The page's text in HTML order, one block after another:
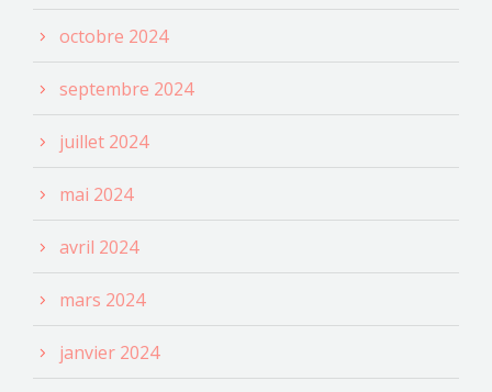
octobre 2024
septembre 2024
juillet 2024
mai 2024
avril 2024
mars 2024
janvier 2024